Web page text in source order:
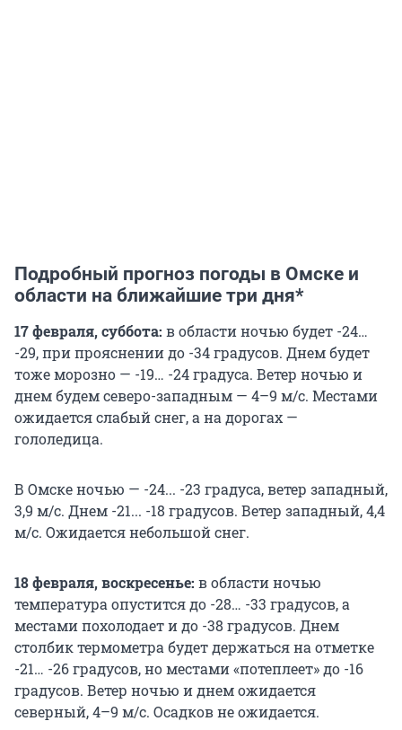
Подробный прогноз погоды в Омске и
области на ближайшие три дня*
17 февраля, суббота: в области ночью будет -24…
-29, при прояснении до -34 градусов. Днем будет
тоже морозно — -19… -24 градуса. Ветер ночью и
днем будем северо-западным — 4–9 м/с. Местами
ожидается слабый снег, а на дорогах —
гололедица.
В Омске ночью — -24... -23 градуса, ветер западный,
3,9 м/с. Днем -21... -18 градусов. Ветер западный, 4,4
м/с. Ожидается небольшой снег.
18 февраля, воскресенье: в области ночью
температура опустится до -28… -33 градусов, а
местами похолодает и до -38 градусов. Днем
столбик термометра будет держаться на отметке
-21… -26 градусов, но местами «потеплеет» до -16
градусов. Ветер ночью и днем ожидается
северный, 4–9 м/с. Осадков не ожидается.